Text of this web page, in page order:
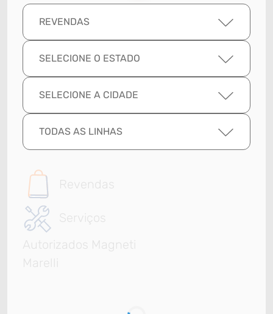
REVENDAS
SELECIONE O ESTADO
SELECIONE A CIDADE
TODAS AS LINHAS
Revendas
Serviços
Autorizados Magneti
Marelli